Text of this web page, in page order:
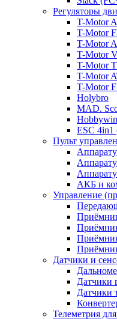
Регуляторы
T-Motor
T-Motor
T-Motor
T-Motor
T-Motor
T-Motor
T-Motor
Holybro
MAD.
ESC 4in1
Пульт
АКБ и
Управление
Датчики и
Датчики
Датчики
Телеметрия